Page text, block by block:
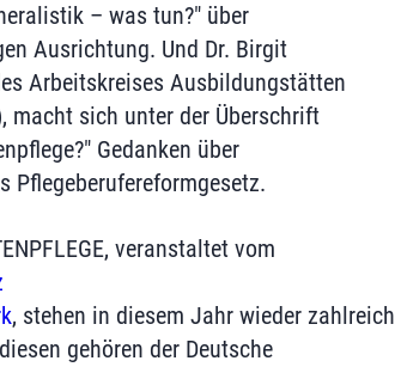
– was tun?" über
Ausrichtung. Und Dr. Birgit
Arbeitskreises Ausbildungstätten
macht sich unter der Überschrift
Gedanken über
Pflegeberufereformgesetz.
veranstaltet vom
, stehen in diesem Jahr wieder
gehören der Deutsche